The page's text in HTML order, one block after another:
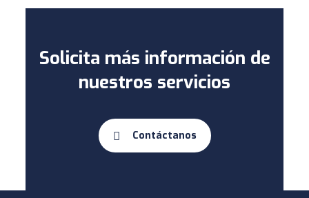
Solicita más información de
nuestros servicios
Contáctanos